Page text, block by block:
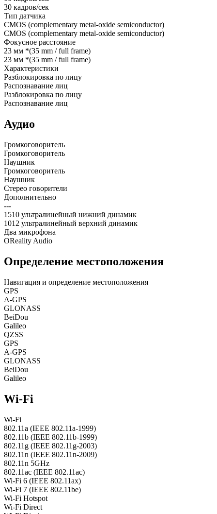
30 кадров/сек
Тип датчика
CMOS (complementary metal-oxide semiconductor)
CMOS (complementary metal-oxide semiconductor)
Фокусное расстояние
23 мм *(35 mm / full frame)
23 мм *(35 mm / full frame)
Характеристики
Разблокировка по лицу
Распознавание лиц
Разблокировка по лицу
Распознавание лиц
Аудио
Громкоговоритель
Громкоговоритель
Наушник
Громкоговоритель
Наушник
Стерео говорители
Дополнительно
---
1510 ультралинейный нижний динамик
1012 ультралинейный верхний динамик
Два микрофона
OReality Audio
Определение местоположения
Навигация и определение местоположения
GPS
A-GPS
GLONASS
BeiDou
Galileo
QZSS
GPS
A-GPS
GLONASS
BeiDou
Galileo
Wi-Fi
Wi-Fi
802.11a (IEEE 802.11a-1999)
802.11b (IEEE 802.11b-1999)
802.11g (IEEE 802.11g-2003)
802.11n (IEEE 802.11n-2009)
802.11n 5GHz
802.11ac (IEEE 802.11ac)
Wi-Fi 6 (IEEE 802.11ax)
Wi-Fi 7 (IEEE 802.11be)
Wi-Fi Hotspot
Wi-Fi Direct